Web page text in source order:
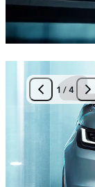
1 /4